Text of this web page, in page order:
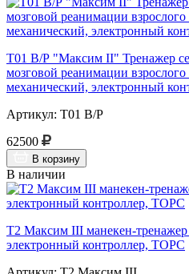
Т01 В/Р "Максим II" Тренажер
мозговой реанимации
механический, электронный
Артикул: Т01 В/Р
62500
В корзину
В наличии
Т2 Максим III манекен-тренажер
электронный контроллер, ТОРС